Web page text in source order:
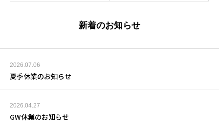
新着のお知らせ
2026.07.06
夏季休業のお知らせ
2026.04.27
GW休業のお知らせ